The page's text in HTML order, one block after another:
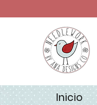
Inicio